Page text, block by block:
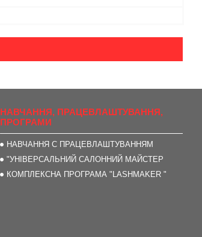
НАВЧАННЯ, ПРАЦЕВЛАШТУВАННЯ,
ПРОГРАМИ
НАВЧАННЯ С ПРАЦЕВЛАШТУВАННЯМ
"УНІВЕРСАЛЬНИЙ САЛОННИЙ МАЙСТЕР
КОМПЛЕКСНА ПРОГРАМА "LASHMAKER "